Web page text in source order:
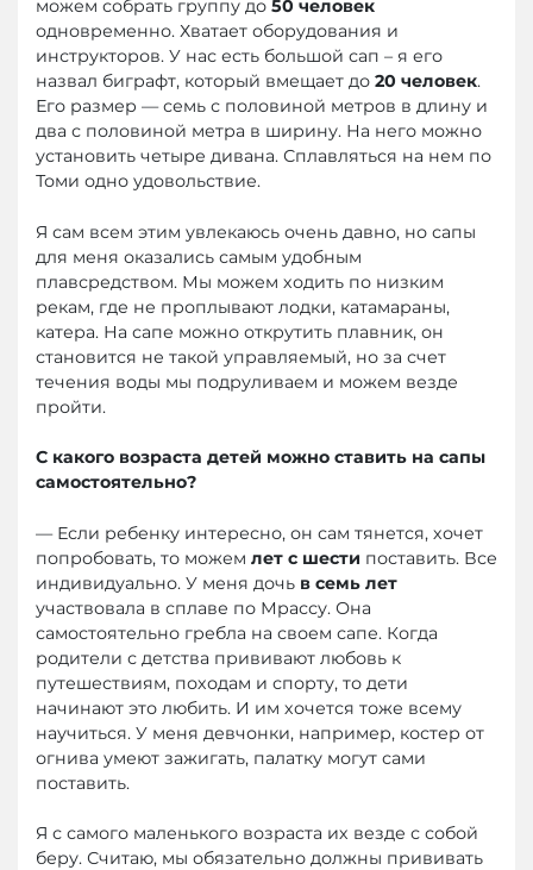
можем собрать группу до 50 человек
одновременно. Хватает оборудования и
инструкторов. У нас есть большой сап – я его
назвал биграфт, который вмещает до 20 человек.
Его размер — семь с половиной метров в длину и
два с половиной метра в ширину. На него можно
установить четыре дивана. Сплавляться на нем по
Томи одно удовольствие.
Я сам всем этим увлекаюсь очень давно, но сапы
для меня оказались самым удобным
плавсредством. Мы можем ходить по низким
рекам, где не проплывают лодки, катамараны,
катера. На сапе можно открутить плавник, он
становится не такой управляемый, но за счет
течения воды мы подруливаем и можем везде
пройти.
С какого возраста детей можно ставить на сапы
самостоятельно?
— Если ребенку интересно, он сам тянется, хочет
попробовать, то можем лет с шести поставить. Все
индивидуально. У меня дочь в семь лет
участвовала в сплаве по Мрассу. Она
самостоятельно гребла на своем сапе. Когда
родители с детства прививают любовь к
путешествиям, походам и спорту, то дети
начинают это любить. И им хочется тоже всему
научиться. У меня девчонки, например, костер от
огнива умеют зажигать, палатку могут сами
поставить.
Я с самого маленького возраста их везде с собой
беру. Считаю, мы обязательно должны прививать